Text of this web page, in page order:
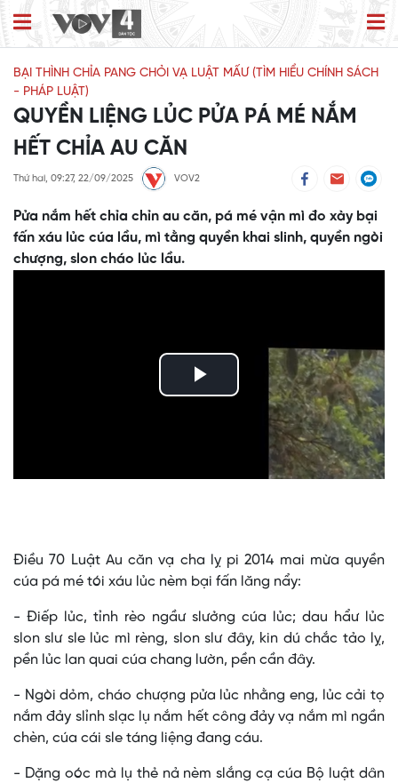
BẠI THÌNH CHỈA PANG CHỎI VẠ LUẬT MẤƯ (TÌM HIỂU CHÍNH SÁCH
- PHÁP LUẬT)
QUYỀN LIỆNG LỦC PỬA PÁ MÉ NẮM
HẾT CHỈA AU CĂN
Thứ hai, 09:27, 22/09/2025 VOV2
Pửa nắm hết chỉa chỉn au căn, pá mé vận mì đo xày bại
fấn xáu lủc cúa lầu, mì tằng quyền khai slinh, quyền ngòi
chượng, slon cháo lủc lầu.
Play
Điều 70 Luật Au căn vạ cha lỵ pi 2014 mai mừa quyền
cúa pá mé tói xáu lủc nèm bại fấn lăng nẩy:
- Điếp lủc, tỉnh rèo ngầư slưởng cúa lủc; dau hẩư lủc
slon slư sle lủc mì rèng, slon slư đây, kin dú chắc tảo lỵ,
pền lủc lan quai cúa chang lườn, pền cần đây.
- Ngòi dỏm, cháo chượng pửa lủc nhằng eng, lủc cải tọ
nắm đảy slỉnh slạc lụ nắm hết công đảy vạ nắm mì ngần
chèn, cúa cái sle táng liệng đang cáu.
- Dặng oóc mà lụ thẻ nả nèm slắng cạ cúa Bộ luật dân